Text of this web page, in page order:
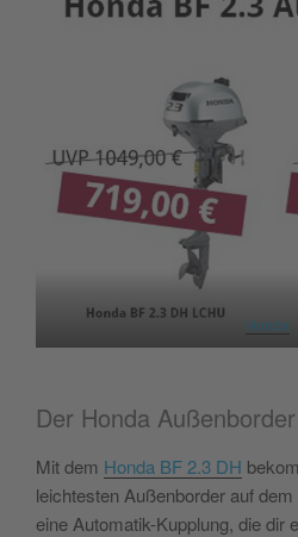
Honda
Der Honda
Mit dem Honda BF 2.3 DH
leichtesten Außenborder auf
eine Automatik-Kupplung, die dir